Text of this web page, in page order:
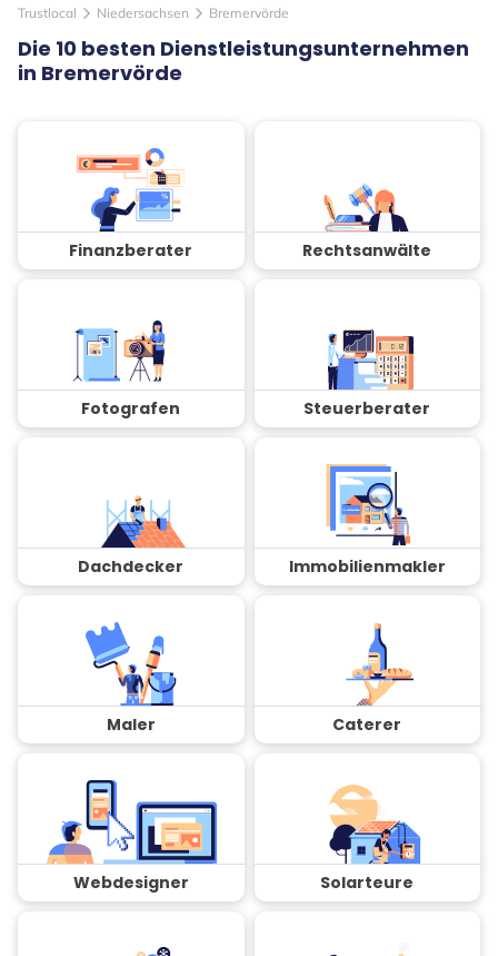
Trustlocal arrow_forward_ios Niedersachsen arrow_forward_ios Bremervörde
Die 10 besten Dienstleistungsunternehmen
in Bremervörde
Finanzberater Rechtsanwälte
Fotografen Steuerberater
Dachdecker Immobilienmakler
Maler Caterer
Webdesigner Solarteure